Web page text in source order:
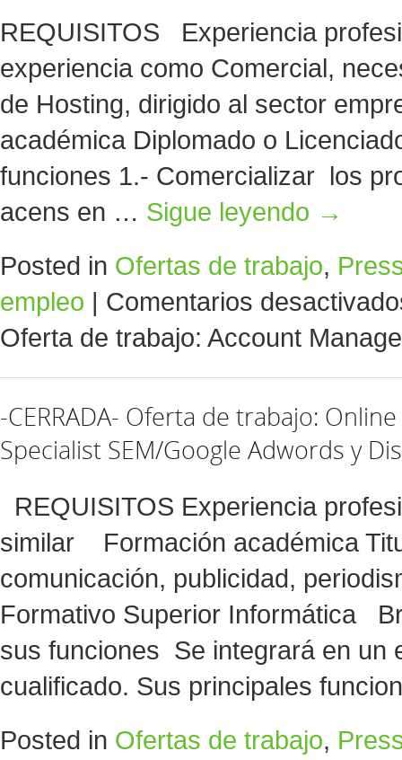
REQUISITOS Experiencia
experiencia como Comercial,
de Hosting, dirigido al sector
académica Diplomado o
funciones 1.- Comercializar los
acens en … Sigue leyendo →
Posted in Ofertas de trabajo,
empleo | Comentarios
Oferta de trabajo: Account
-CERRADA- Oferta de trabajo:
Specialist SEM/Google Adwords y
REQUISITOS Experiencia
similar Formación académica
comunicación, publicidad,
Formativo Superior Informática
sus funciones Se integrará en un
cualificado. Sus principales
Posted in Ofertas de trabajo,